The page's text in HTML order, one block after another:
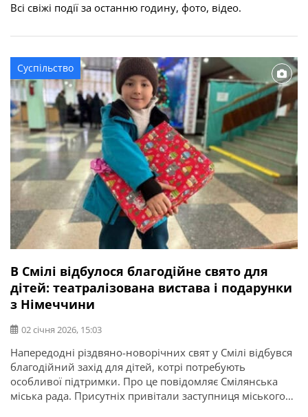
Всі свіжі події за останню годину, фото, відео.
Суспільство
В Смілі відбулося благодійне свято для
дітей: театралізована вистава і подарунки
з Німеччини
02 січня 2026, 15:03
Напередодні різдвяно-новорічних свят у Смілі відбувся
благодійний захід для дітей, котрі потребують
особливої підтримки. Про це повідомляє Смілянська
міська рада. Присутніх привітали заступниця міського